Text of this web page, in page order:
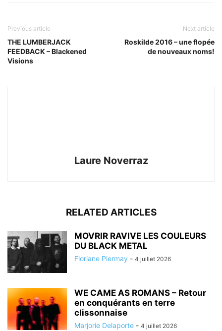
Previous article
THE LUMBERJACK
FEEDBACK – Blackened
Visions
Next article
Roskilde 2016 – une flopée
de nouveaux noms!
Laure Noverraz
RELATED ARTICLES
MOVRIR RAVIVE LES COULEURS
DU BLACK METAL
Floriane Piermay - 4 juillet 2026
WE CAME AS ROMANS – Retour
en conquérants en terre
clissonnaise
Marjorie Delaporte - 4 juillet 2026